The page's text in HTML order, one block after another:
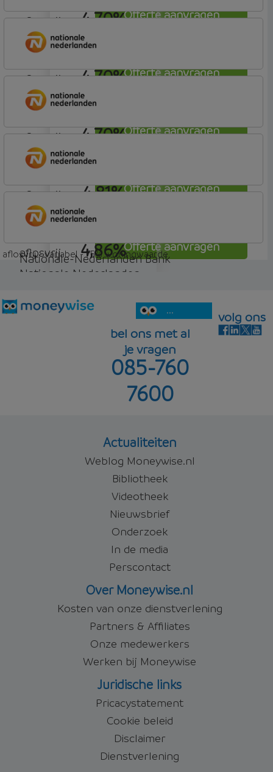
Offerte aanvragen
4,70%
Offerte aanvragen
aflosvrij
4,70%
Offerte aanvragen
Profijt twaalf
aflosvrij
4,70%
Offerte aanvragen
Nationale Nederlanden
aflosvrij
4,81%
Offerte aanvragen
Nationale Nederlanden
aflosvrij
4,86%
Offerte aanvragen
Nationale Nederlanden
aflosvrij
5,01%
Offerte aanvragen
Nationale-Nederlanden Bank
Nationale Nederlanden
aflosvrij
5,16%
aflosvrij - variabel - 75% woningwaarde
...
bel ons met al
je vragen
085-760
7600
volg ons
Actualiteiten
Weblog Moneywise.nl
Bibliotheek
Videotheek
Nieuwsbrief
Onderzoek
In de media
Perscontact
Over Moneywise.nl
Kosten van onze dienstverlening
Partners & Affiliates
Onze medewerkers
Werken bij Moneywise
Juridische links
Pricacystatement
Cookie beleid
Disclaimer
Dienstverlening